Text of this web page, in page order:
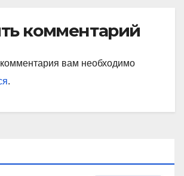
комментарий
вам необходимо
.